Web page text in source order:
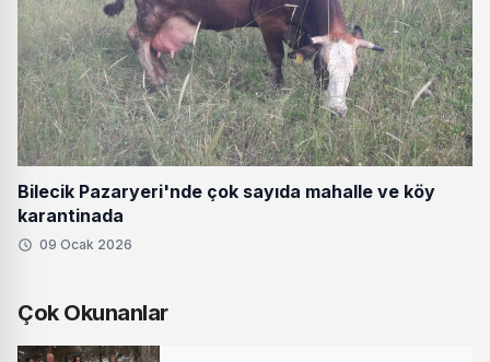
Bilecik Pazaryeri'nde çok sayıda mahalle ve köy
karantinada
09 Ocak 2026
Çok Okunanlar